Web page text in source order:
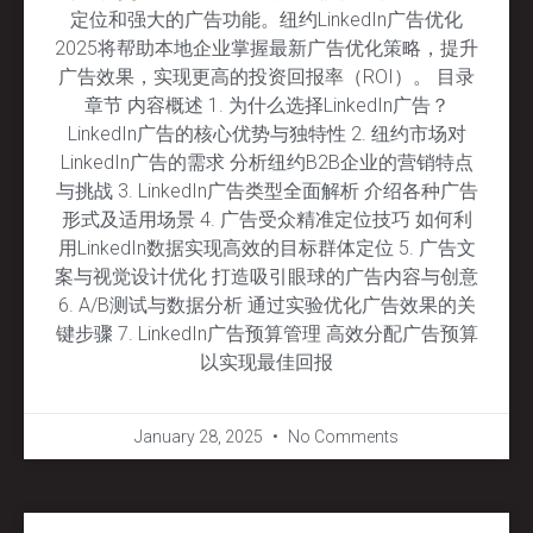
定位和强大的广告功能。纽约LinkedIn广告优化
2025将帮助本地企业掌握最新广告优化策略，提升
广告效果，实现更高的投资回报率（ROI）。 目录
章节 内容概述 1. 为什么选择LinkedIn广告？
LinkedIn广告的核心优势与独特性 2. 纽约市场对
LinkedIn广告的需求 分析纽约B2B企业的营销特点
与挑战 3. LinkedIn广告类型全面解析 介绍各种广告
形式及适用场景 4. 广告受众精准定位技巧 如何利
用LinkedIn数据实现高效的目标群体定位 5. 广告文
案与视觉设计优化 打造吸引眼球的广告内容与创意
6. A/B测试与数据分析 通过实验优化广告效果的关
键步骤 7. LinkedIn广告预算管理 高效分配广告预算
以实现最佳回报
January 28, 2025 No Comments